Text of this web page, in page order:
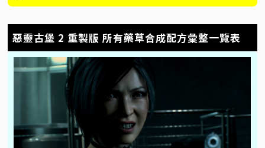
惡靈古堡 2 重製版 所有藥草合成配方彙整一覽表